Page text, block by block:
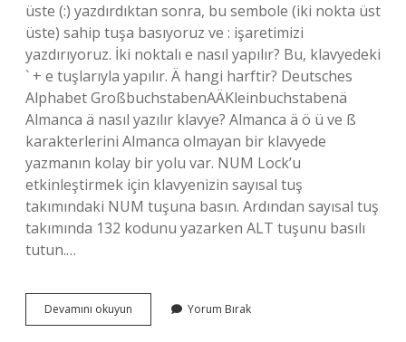
üste (:) yazdırdıktan sonra, bu sembole (iki nokta üst
üste) sahip tuşa basıyoruz ve : işaretimizi
yazdırıyoruz. İki noktalı e nasıl yapılır? Bu, klavyedeki
` + e tuşlarıyla yapılır. Ä hangi harftir? Deutsches
Alphabet GroßbuchstabenAÄKleinbuchstabenä
Almanca ä nasıl yazılır klavye? Almanca ä ö ü ve ß
karakterlerini Almanca olmayan bir klavyede
yazmanın kolay bir yolu var. NUM Lock’u
etkinleştirmek için klavyenizin sayısal tuş
takımındaki NUM tuşuna basın. Ardından sayısal tuş
takımında 132 kodunu yazarken ALT tuşunu basılı
tutun.…
Devamını okuyun
Noktalı
Yorum Bırak